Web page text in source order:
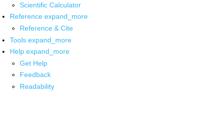
Scientific Calculator
Reference expand_more
Reference & Cite
Tools expand_more
Help expand_more
Get Help
Feedback
Readability